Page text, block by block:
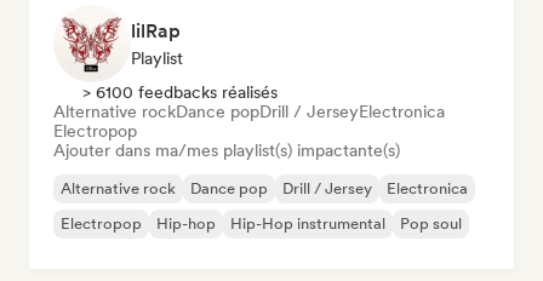
lilRap
Playlist
> 6100 feedbacks réalisés
Alternative rockDance popDrill / JerseyElectronica
Electropop
Ajouter dans ma/mes playlist(s) impactante(s)
Alternative rock Dance pop Drill / Jersey
Electronica
Electropop
Hip-hop Hip-Hop instrumental Pop soul